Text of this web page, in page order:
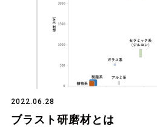
2022.06.28
ブラスト研磨材とは